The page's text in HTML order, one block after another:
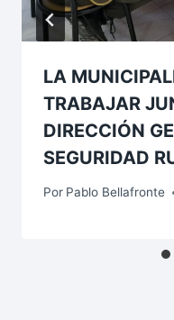
LA
TRABAJAR
DIRECCIÓN
SEGURIDAD
Por Pablo Bellafronte